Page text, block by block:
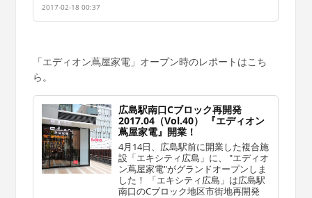
2017-02-18 00:37
「エディオン蔦屋家電」オープン時のレポートはこち
ら。
広島駅南口Cブロック再開発
2017.04（Vol.40） 『エディオン
蔦屋家電』開業！
4月14日、広島駅前に開業した複合施
設「エキシティ広島」に、 "エディオ
ン蔦屋家電"がグランドオープンしま
した！ 「エキシティ広島」は広島駅
南口のCブロック地区市街地再開発